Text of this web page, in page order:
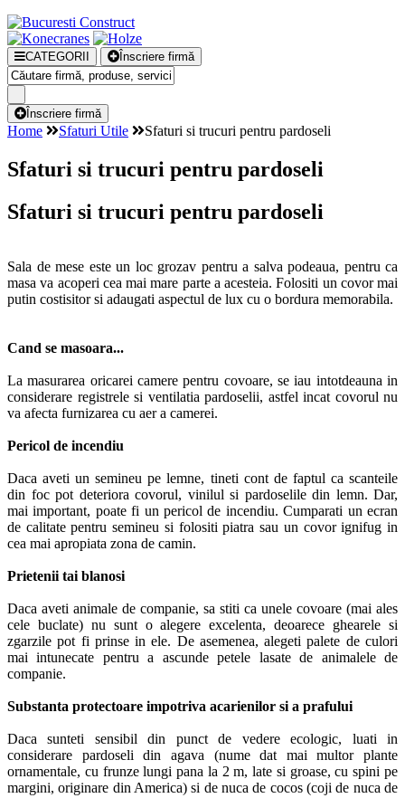
CATEGORII Înscriere firmă
Înscriere firmă
Home Sfaturi Utile Sfaturi si trucuri pentru pardoseli
Sfaturi si trucuri pentru pardoseli
Sfaturi si trucuri pentru pardoseli
Sala de mese este un loc grozav pentru a salva podeaua, pentru ca
masa va acoperi cea mai mare parte a acesteia. Folositi un covor mai
putin costisitor si adaugati aspectul de lux cu o bordura memorabila.
Cand se masoara...
La masurarea oricarei camere pentru covoare, se iau intotdeauna in
considerare registrele si ventilatia pardoselii, astfel incat covorul nu
va afecta furnizarea cu aer a camerei.
Pericol de incendiu
Daca aveti un semineu pe lemne, tineti cont de faptul ca scanteile
din foc pot deteriora covorul, vinilul si pardoselile din lemn. Dar,
mai important, poate fi un pericol de incendiu. Cumparati un ecran
de calitate pentru semineu si folositi piatra sau un covor ignifug in
cea mai apropiata zona de camin.
Prietenii tai blanosi
Daca aveti animale de companie, sa stiti ca unele covoare (mai ales
cele buclate) nu sunt o alegere excelenta, deoarece ghearele si
zgarzile pot fi prinse in ele. De asemenea, alegeti palete de culori
mai intunecate pentru a ascunde petele lasate de animalele de
companie.
Substanta protectoare impotriva acarienilor si a prafului
Daca sunteti sensibil din punct de vedere ecologic, luati in
considerare pardoseli din agava (nume dat mai multor plante
ornamentale, cu frunze lungi pana la 2 m, late si groase, cu spini pe
margini, originare din America) si de nuca de cocos (coji de nuca de